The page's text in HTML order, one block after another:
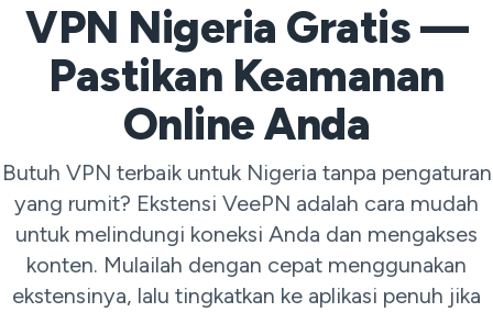
VPN Nigeria Gratis —
Pastikan Keamanan
Online Anda
Butuh VPN terbaik untuk Nigeria tanpa pengaturan
yang rumit? Ekstensi VeePN adalah cara mudah
untuk melindungi koneksi Anda dan mengakses
konten. Mulailah dengan cepat menggunakan
ekstensinya, lalu tingkatkan ke aplikasi penuh jika